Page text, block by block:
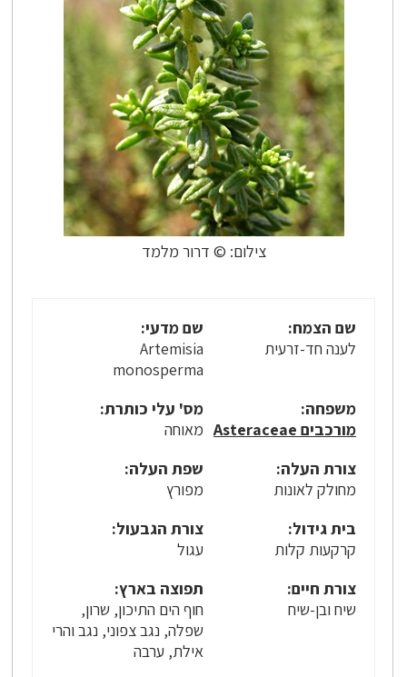
צילום: © דרור מלמד
שם הצמח:
לענה חד-זרעית
שם מדעי:
Artemisia
monosperma
משפחה:
מורכבים Asteraceae
מס' עלי כותרת:
מאוחה
צורת העלה:
מחולק לאונות
שפת העלה:
מפורץ
בית גידול:
קרקעות קלות
צורת הגבעול:
עגול
צורת חיים:
שיח ובן-שיח
תפוצה בארץ:
חוף הים התיכון, שרון,
שפלה, נגב צפוני, נגב והרי
אילת, ערבה